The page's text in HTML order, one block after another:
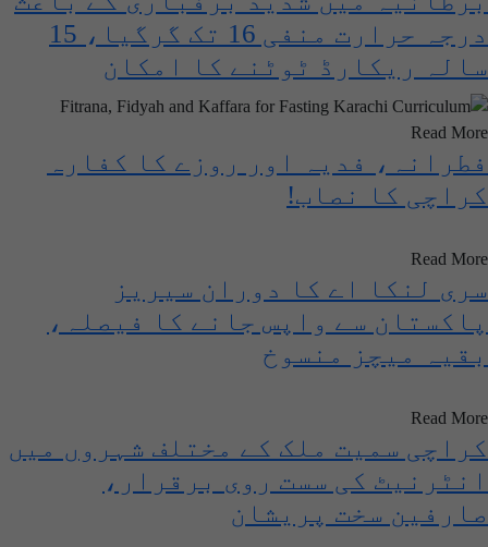
درجہ حرارت منفی 16 تک گرگیا، 15
سالہ ریکارڈ ٹوٹنے کا امکان
Read More
فطرانہ، فدیہ اور روزے کا کفارہ
کراچی کا نصاب!
Read More
سری لنکا اے کا دوران سیریز
پاکستان سے واپس جانے کا فیصلہ،
بقیہ میچز منسوخ
Read More
کراچی سمیت ملک کے مختلف شہروں میں
انٹرنیٹ کی سست روی برقرار،
صارفین سخت پریشان